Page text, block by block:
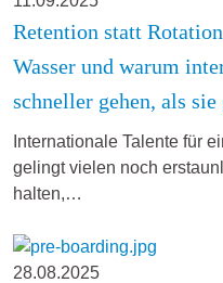
Retention statt
Wasser und warum
schneller gehen, als
Internationale Talente für
gelingt vielen noch
halten,…
28.08.2025